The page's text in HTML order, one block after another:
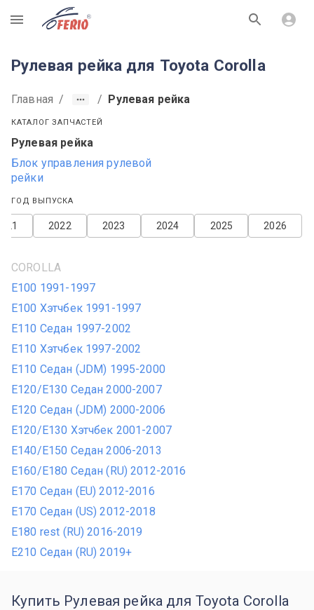
R
Рулевая рейка для Toyota Corolla
Главная / / Рулевая рейка
КАТАЛОГ ЗАПЧАСТЕЙ
Рулевая рейка
Блок управления рулевой
рейки
ГОД ВЫПУСКА
2026
2025
2024
2023
2022
COROLLA
E100 1991-1997
E100 Хэтчбек 1991-1997
E110 Седан 1997-2002
E110 Хэтчбек 1997-2002
E110 Седан (JDM) 1995-2000
E120/E130 Седан 2000-2007
E120 Седан (JDM) 2000-2006
E120/E130 Хэтчбек 2001-2007
E140/E150 Седан 2006-2013
E160/E180 Седан (RU) 2012-2016
E170 Седан (EU) 2012-2016
E170 Седан (US) 2012-2018
E180 rest (RU) 2016-2019
E210 Седан (RU) 2019+
Купить Рулевая рейка для Toyota Corolla